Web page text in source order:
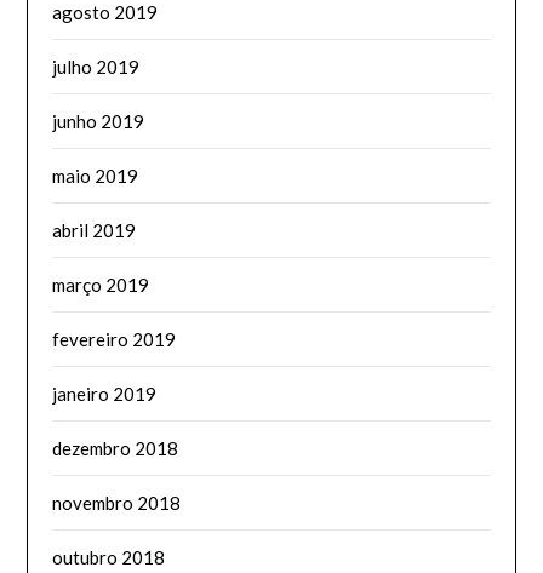
agosto 2019
julho 2019
junho 2019
maio 2019
abril 2019
março 2019
fevereiro 2019
janeiro 2019
dezembro 2018
novembro 2018
outubro 2018